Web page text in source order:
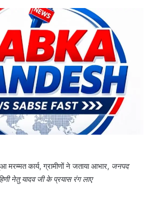
कार्य, ग्रामीणों ने जताया आभार, जनपद
नेतु यादव जी के प्रयास रंग लाए